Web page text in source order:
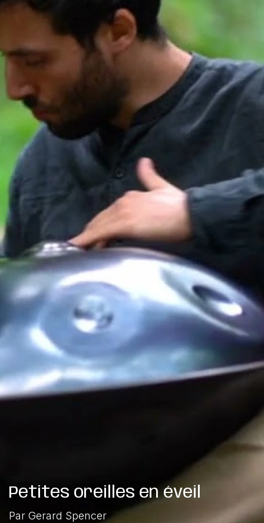
Petites oreilles en éveil
Par Gerard Spencer